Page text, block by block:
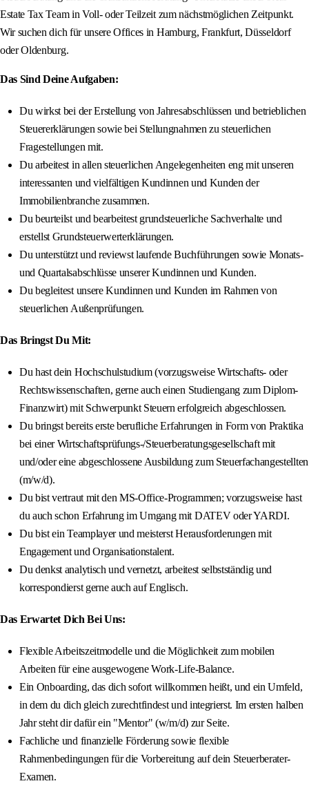
Estate Tax Team in Voll- oder Teilzeit zum nächstmöglichen Zeitpunkt.
Wir suchen dich für unsere Offices in Hamburg, Frankfurt, Düsseldorf
oder Oldenburg.
Das Sind Deine Aufgaben:
Du wirkst bei der Erstellung von Jahresabschlüssen und betrieblichen
Steuererklärungen sowie bei Stellungnahmen zu steuerlichen
Fragestellungen mit.
Du arbeitest in allen steuerlichen Angelegenheiten eng mit unseren
interessanten und vielfältigen Kundinnen und Kunden der
Immobilienbranche zusammen.
Du beurteilst und bearbeitest grundsteuerliche Sachverhalte und
erstellst Grundsteuerwerterklärungen.
Du unterstützt und reviewst laufende Buchführungen sowie Monats-
und Quartalsabschlüsse unserer Kundinnen und Kunden.
Du begleitest unsere Kundinnen und Kunden im Rahmen von
steuerlichen Außenprüfungen.
Das Bringst Du Mit:
Du hast dein Hochschulstudium (vorzugsweise Wirtschafts- oder
Rechtswissenschaften, gerne auch einen Studiengang zum Diplom-
Finanzwirt) mit Schwerpunkt Steuern erfolgreich abgeschlossen.
Du bringst bereits erste berufliche Erfahrungen in Form von Praktika
bei einer Wirtschaftsprüfungs-/Steuerberatungsgesellschaft mit
und/oder eine abgeschlossene Ausbildung zum Steuerfachangestellten
(m/w/d).
Du bist vertraut mit den MS-Office-Programmen; vorzugsweise hast
du auch schon Erfahrung im Umgang mit DATEV oder YARDI.
Du bist ein Teamplayer und meisterst Herausforderungen mit
Engagement und Organisationstalent.
Du denkst analytisch und vernetzt, arbeitest selbstständig und
korrespondierst gerne auch auf Englisch.
Das Erwartet Dich Bei Uns:
Flexible Arbeitszeitmodelle und die Möglichkeit zum mobilen
Arbeiten für eine ausgewogene Work-Life-Balance.
Ein Onboarding, das dich sofort willkommen heißt, und ein Umfeld,
in dem du dich gleich zurechtfindest und integrierst. Im ersten halben
Jahr steht dir dafür ein "Mentor" (w/m/d) zur Seite.
Fachliche und finanzielle Förderung sowie flexible
Rahmenbedingungen für die Vorbereitung auf dein Steuerberater-
Examen.